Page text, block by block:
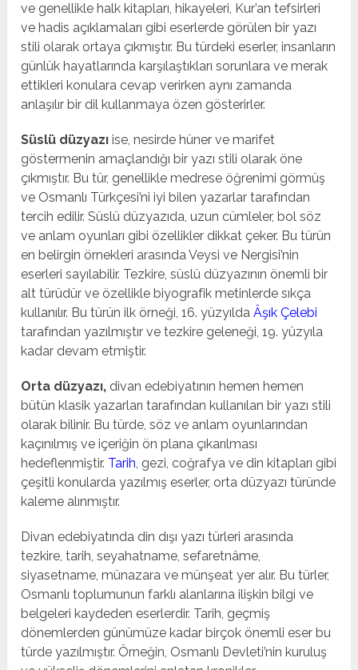
ve genellikle halk kitapları, hikayeleri, Kur’an tefsirleri
ve hadis açıklamaları gibi eserlerde görülen bir yazı
stili olarak ortaya çıkmıştır. Bu türdeki eserler, insanların
günlük hayatlarında karşılaştıkları sorunlara ve merak
ettikleri konulara cevap verirken aynı zamanda
anlaşılır bir dil kullanmaya özen gösterirler.
Süslü düzyazı ise, nesirde hüner ve marifet
göstermenin amaçlandığı bir yazı stili olarak öne
çıkmıştır. Bu tür, genellikle medrese öğrenimi görmüş
ve Osmanlı Türkçesi’ni iyi bilen yazarlar tarafından
tercih edilir. Süslü düzyazıda, uzun cümleler, bol söz
ve anlam oyunları gibi özellikler dikkat çeker. Bu türün
en belirgin örnekleri arasında Veysi ve Nergisi’nin
eserleri sayılabilir. Tezkire, süslü düzyazının önemli bir
alt türüdür ve özellikle biyografik metinlerde sıkça
kullanılır. Bu türün ilk örneği, 16. yüzyıldaÂşık Çelebi
tarafından yazılmıştır ve tezkire geleneği, 19. yüzyıla
kadar devam etmiştir.
Orta düzyazı, divan edebiyatının hemen hemen
bütün klasik yazarları tarafından kullanılan bir yazı stili
olarak bilinir. Bu türde, söz ve anlam oyunlarından
kaçınılmış ve içeriğin ön plana çıkarılması
hedeflenmiştir. Tarih, gezi, coğrafya ve din kitapları gibi
çeşitli konularda yazılmış eserler, orta düzyazı türünde
kaleme alınmıştır.
Divan edebiyatında din dışı yazı türleri arasında
tezkire, tarih, seyahatname, sefaretnâme,
siyasetname, münazara ve münşeat yer alır. Bu türler,
Osmanlı toplumunun farklı alanlarına ilişkin bilgi ve
belgeleri kaydeden eserlerdir. Tarih, geçmiş
dönemlerden günümüze kadar birçok önemli eser bu
türde yazılmıştır. Örneğin, Osmanlı Devleti’nin kuruluş